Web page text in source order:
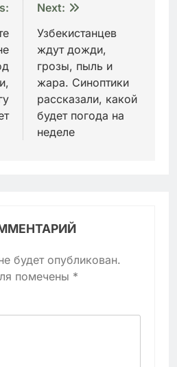
Next:
Узбекистанцев
ждут дожди,
грозы, пыль и
жара. Синоптики
рассказали, какой
будет погода на
неделе
будет опубликован.
помечены *